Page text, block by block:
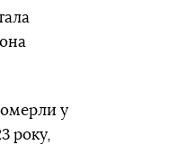
у
року,